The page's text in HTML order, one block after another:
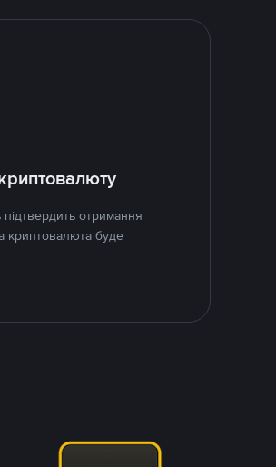
отримання
криптовалюта буде